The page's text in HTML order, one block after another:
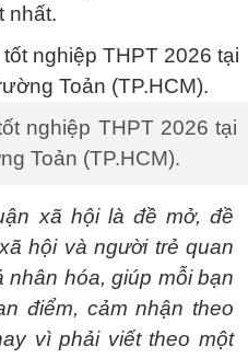
nhất.
nghiệp THPT 2026 tại
Toản (TP.HCM).
xã hội là đề mở, đề
hội và người trẻ quan
hóa, giúp mỗi bạn
điểm, cảm nhận theo
vì phải viết theo một